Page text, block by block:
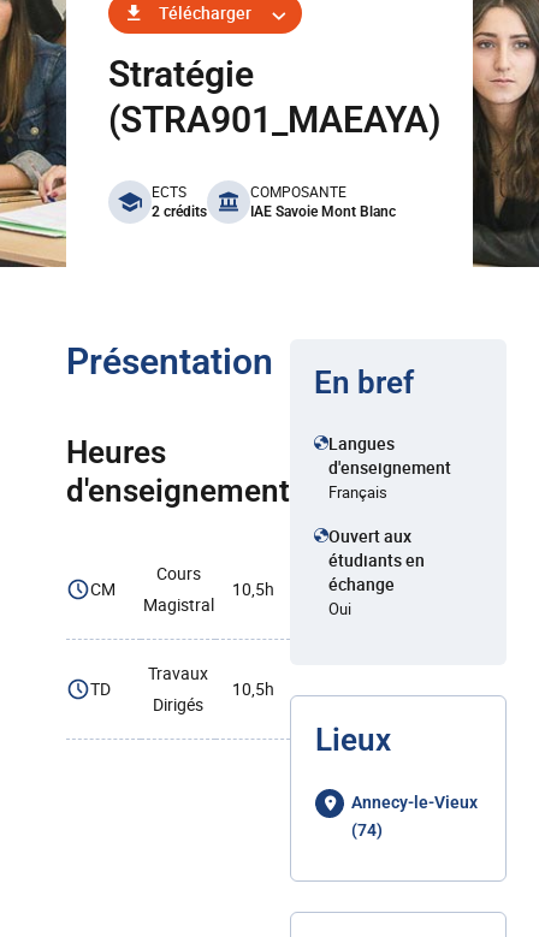
Télécharger
Stratégie
(STRA901_MAEAYA)
benefits
ECTS
2 crédits
COMPOSANTE
IAE Savoie Mont Blanc
Présentation
Heures
d'enseignement
CM
Cours
Magistral
10,5h
TD
Travaux
Dirigés
10,5h
En bref
Langues
d'enseignement
Français
Ouvert aux
étudiants en
échange
Oui
Lieux
Annecy-le-Vieux
(74)